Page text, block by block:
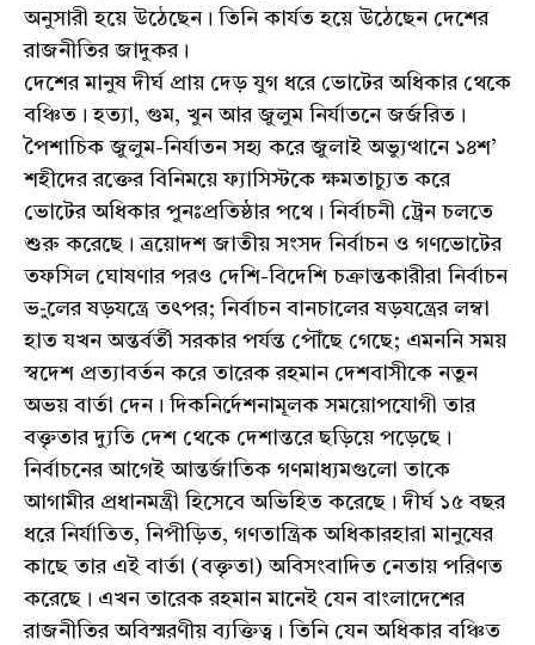
অনুসারী হয়ে উঠেছেন। তিনি কার্যত হয়ে উঠেছেন দেশের
রাজনীতির জাদুকর।
দেশের মানুষ দীর্ঘ প্রায় দেড় যুগ ধরে ভোটের অধিকার থেকে
বঞ্চিত। হত্যা, গুম, খুন আর জুলুম নির্যাতনে জর্জরিত।
পৈশাচিক জুলুম-নির্যাতন সহ্য করে জুলাই অভ্যুত্থানে ১৪শ’
শহীদের রক্তের বিনিময়ে ফ্যাসিস্টকে ক্ষমতাচ্যুত করে
ভোটের অধিকার পুনঃপ্রতিষ্ঠার পথে। নির্বাচনী ট্রেন চলতে
শুরু করেছে। ত্রয়োদশ জাতীয় সংসদ নির্বাচন ও গণভোটের
তফসিল ঘোষণার পরও দেশি-বিদেশি চক্রান্তকারীরা নির্বাচন
ভ-ুলের ষড়যন্ত্রে তৎপর; নির্বাচন বানচালের ষড়যন্ত্রের লম্বা
হাত যখন অন্তর্বর্তী সরকার পর্যন্ত পৌঁছে গেছে; এমননি সময়
স্বদেশ প্রত্যাবর্তন করে তারেক রহমান দেশবাসীকে নতুন
অভয় বার্তা দেন। দিকনির্দেশনামূলক সময়োপযোগী তার
বক্তৃতার দ্যুতি দেশ থেকে দেশান্তরে ছড়িয়ে পড়েছে।
নির্বাচনের আগেই আন্তর্জাতিক গণমাধ্যমগুলো তাকে
আগামীর প্রধানমন্ত্রী হিসেবে অভিহিত করেছে। দীর্ঘ ১৫ বছর
ধরে নির্যাতিত, নিপীড়িত, গণতান্ত্রিক অধিকারহারা মানুষের
কাছে তার এই বার্তা (বক্তৃতা) অবিসংবাদিত নেতায় পরিণত
করেছে। এখন তারেক রহমান মানেই যেন বাংলাদেশের
রাজনীতির অবিস্মরণীয় ব্যক্তিত্ব। তিনি যেন অধিকার বঞ্চিত